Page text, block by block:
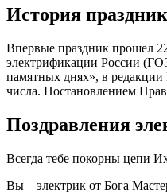
История
Впервые праздник прошел
электрификации России
памятных днях», в редакции
числа. Постановлением
Поздравления
Всегда тебе покорны цепи
Вы – электрик от Бога